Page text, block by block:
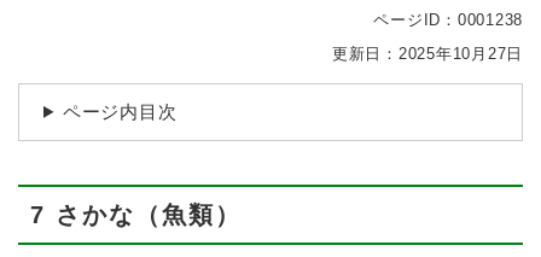
ページID：0001238
更新日：2025年10月27日
ページ内目次
7 さかな（魚類）